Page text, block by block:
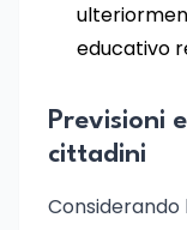
educativo
Previsioni
cittadini
Considerando